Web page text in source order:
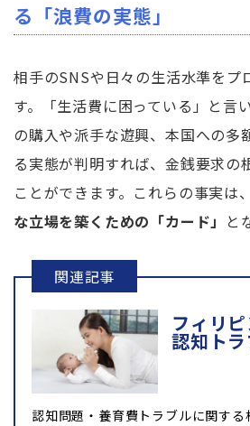
る「浪費の実態」
相手のSNSや日々の生活水準をプ
す。「生活費に困っている」と言
の購入や派手な遊興、本国への多
る実態が判明すれば、金銭要求の
ことができます。これらの事実は
な立場を築くための「カード」 と
フィリ
認知ト
認知問題・養育費トラブルに関す